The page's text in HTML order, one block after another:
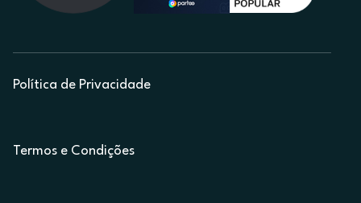
Política de Privacidade
Termos e Condições